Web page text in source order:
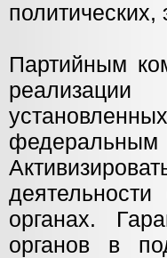
Партийным
органах.
органов в